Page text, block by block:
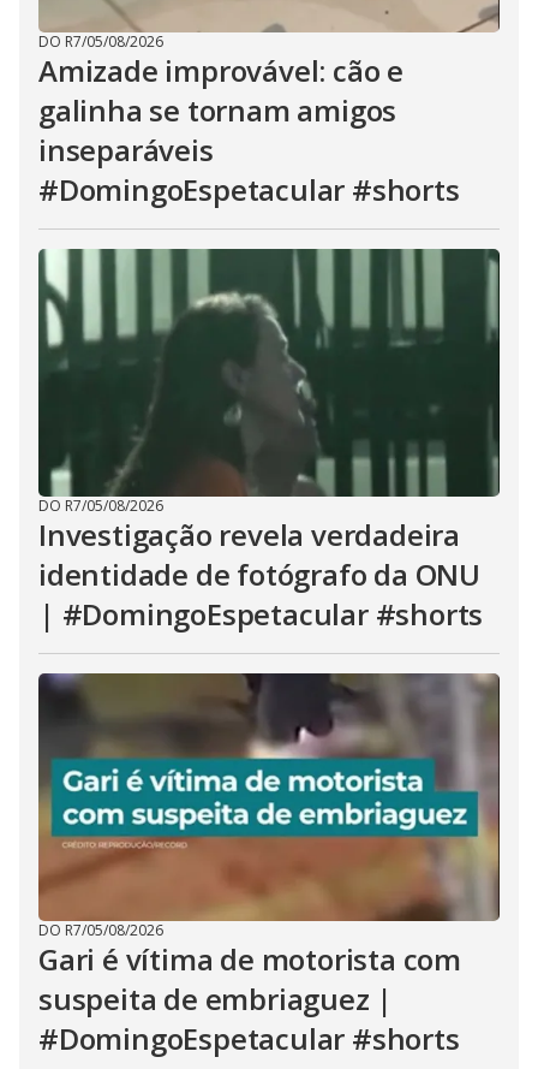
DO R7/05/08/2026
Amizade improvável: cão e
galinha se tornam amigos
inseparáveis
#DomingoEspetacular #shorts
DO R7/05/08/2026
Investigação revela verdadeira
identidade de fotógrafo da ONU
| #DomingoEspetacular #shorts
DO R7/05/08/2026
Gari é vítima de motorista com
suspeita de embriaguez |
#DomingoEspetacular #shorts